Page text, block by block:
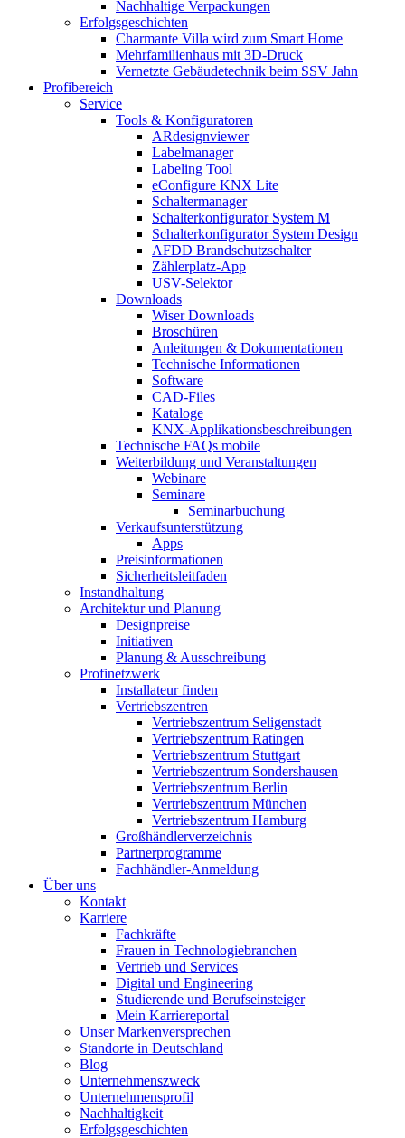
Nachhaltige Verpackungen
Erfolgsgeschichten
Charmante Villa wird zum Smart Home
Mehrfamilienhaus mit 3D-Druck
Vernetzte Gebäudetechnik beim SSV Jahn
Profibereich
Service
Tools & Konfiguratoren
ARdesignviewer
Labelmanager
Labeling Tool
eConfigure KNX Lite
Schaltermanager
Schalterkonfigurator System M
Schalterkonfigurator System Design
AFDD Brandschutzschalter
Zählerplatz-App
USV-Selektor
Downloads
Wiser Downloads
Broschüren
Anleitungen & Dokumentationen
Technische Informationen
Software
CAD-Files
Kataloge
KNX-Applikationsbeschreibungen
Technische FAQs mobile
Weiterbildung und Veranstaltungen
Webinare
Seminare
Seminarbuchung
Verkaufsunterstützung
Apps
Preisinformationen
Sicherheitsleitfaden
Instandhaltung
Architektur und Planung
Designpreise
Initiativen
Planung & Ausschreibung
Profinetzwerk
Installateur finden
Vertriebszentren
Vertriebszentrum Seligenstadt
Vertriebszentrum Ratingen
Vertriebszentrum Stuttgart
Vertriebszentrum Sondershausen
Vertriebszentrum Berlin
Vertriebszentrum München
Vertriebszentrum Hamburg
Großhändlerverzeichnis
Partnerprogramme
Fachhändler-Anmeldung
Über uns
Kontakt
Karriere
Fachkräfte
Frauen in Technologiebranchen
Vertrieb und Services
Digital und Engineering
Studierende und Berufseinsteiger
Mein Karriereportal
Unser Markenversprechen
Standorte in Deutschland
Blog
Unternehmenszweck
Unternehmensprofil
Nachhaltigkeit
Erfolgsgeschichten